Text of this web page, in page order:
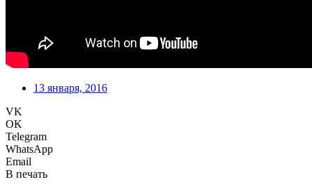
13 января, 2016
VK
OK
Telegram
WhatsApp
Email
В печать